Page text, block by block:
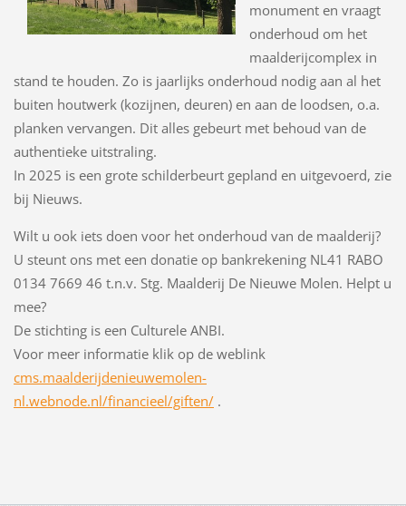
monument en vraagt
onderhoud om het
maalderijcomplex in
stand te houden. Zo is jaarlijks onderhoud nodig aan al het
buiten houtwerk (kozijnen, deuren) en aan de loodsen, o.a.
planken vervangen. Dit alles gebeurt met behoud van de
authentieke uitstraling.
In 2025 is een grote schilderbeurt gepland en uitgevoerd, zie
bij Nieuws.
Wilt u ook iets doen voor het onderhoud van de maalderij?
U steunt ons met een donatie op bankrekening NL41 RABO
0134 7669 46 t.n.v. Stg. Maalderij De Nieuwe Molen. Helpt u
mee?
De stichting is een Culturele ANBI.
Voor meer informatie klik op de weblink
cms.maalderijdenieuwemolen-
nl.webnode.nl/financieel/giften/.